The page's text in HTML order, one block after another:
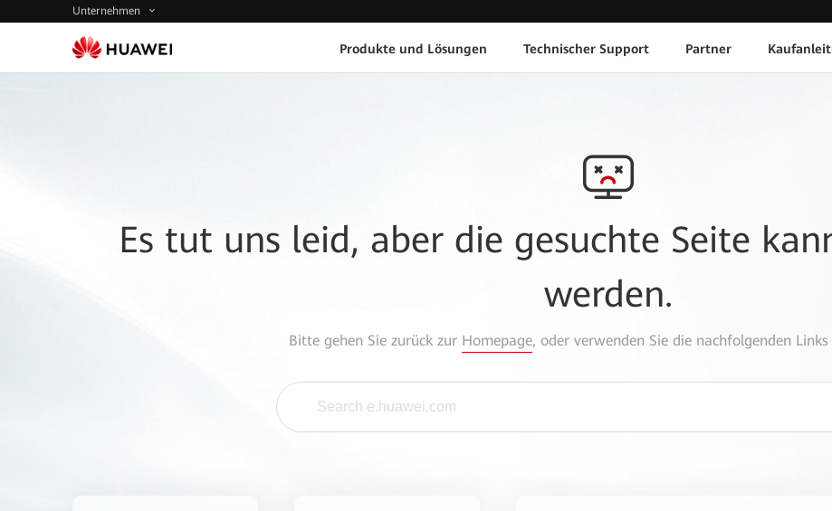
Unternehmen
Produkte und Lösungen Technischer Support Partner
Es tut uns leid, aber die gesuchte Seite
werden.
Bitte gehen Sie zurück zur Homepage, oder verwenden Sie die nachfolgenden